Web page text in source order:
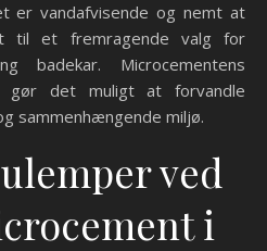
er vandafvisende og nemt at
til et fremragende valg for
badekar. Microcementens
gør det muligt at forvandle
sammenhængende miljø.
ved
i